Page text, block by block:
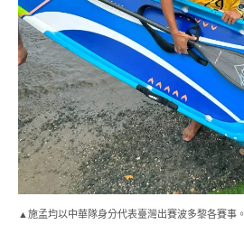
▲施孟均以中華隊身分代表臺灣出賽波多黎各賽事。